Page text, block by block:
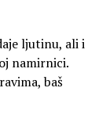
ljutinu, ali i
namirnici.
baš